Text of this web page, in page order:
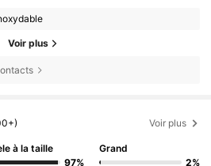
Voir plus
Voir plus
à la taille
97%
Grand
2%